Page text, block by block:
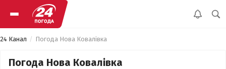
24 Канал Погода Нова Ковалівка
Погода Нова Ковалівка